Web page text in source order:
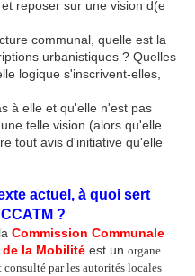
reposer sur une vision d(e
communal, quelle est la
urbanistiques ? Quelles
logique s'inscrivent-elles,
à elle et qu'elle n'est pas
telle vision (alors qu'elle
tout avis d'initiative qu'elle
actuel, à quoi sert
?
Commission Communale
de la Mobilité est un organe
par les autorités locales